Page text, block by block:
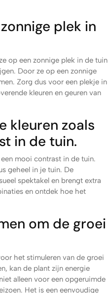
plek in
op een zonnige plek in de tuin
Door ze op een zonnige
Zorg dus voor een plekje in
kleuren en geuren van
kleuren zoals
in de tuin.
mooi contrast in de tuin.
geheel in je tuin. De
spektakel en brengt extra
en ontdek hoe het
om de groei
het stimuleren van de groei
kan de plant zijn energie
alleen voor een opgeruimde
Het is een eenvoudige